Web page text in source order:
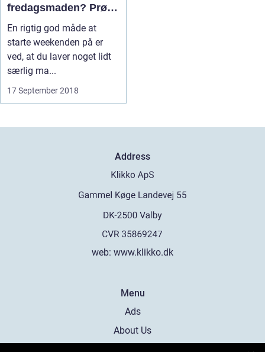
fredagsmaden? Prøv
risotto
En rigtig god måde at
starte weekenden på er
ved, at du laver noget lidt
særlig ma...
17 September 2018
Address
web: www.klikko.dk
Menu
Ads
About Us